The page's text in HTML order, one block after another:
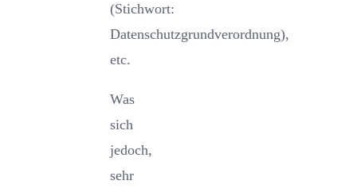
(Stichwort:
Datenschutzgrundverordnung),
etc.
Was
sich
jedoch,
sehr